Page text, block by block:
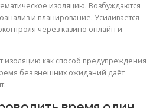
изоляцию. Возбуждаются
и планирование. Усиливается
через казино онлайн и
изоляцию как способ предупреждения
без внешних ожиданий даёт